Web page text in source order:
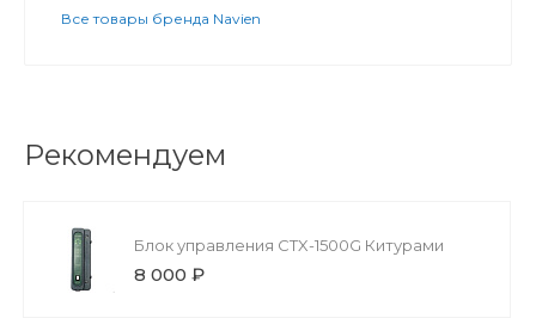
Все товары бренда Navien
Рекомендуем
Блок управления CTX-1500G Китурами
8 000 ₽